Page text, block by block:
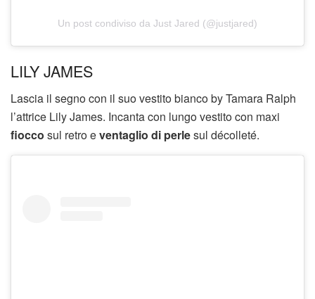
Un post condiviso da Just Jared (@justjared)
LILY JAMES
Lascia il segno con il suo vestito bianco by Tamara Ralph
l’attrice Lily James. Incanta con lungo vestito con maxi
fiocco sul retro eventaglio di perlesul décolleté.